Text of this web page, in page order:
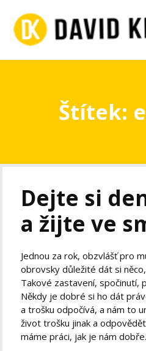
Štítek:
Dejte si
a žijte ve
Jednou za rok, obzvlášť pro
obrovsky důležité dát si
Takové zastavení, spočinutí,
Někdy je dobré si ho dát
a trošku odpočívá, a nám to
život trošku jinak a
máme práci, jak je nám